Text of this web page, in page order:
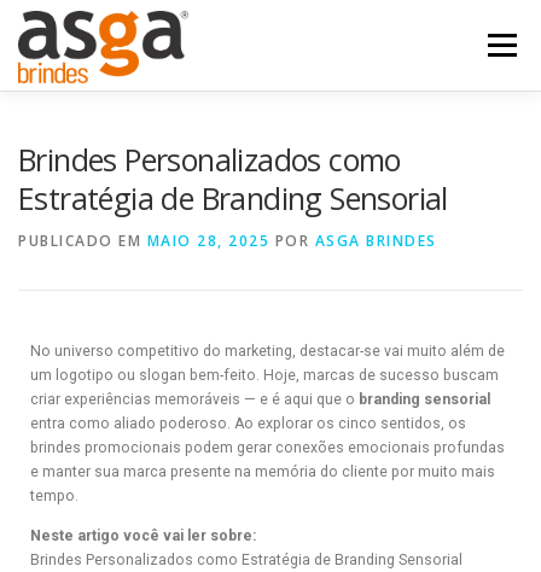
Menu
Brindes Personalizados como
Estratégia de Branding Sensorial
PUBLICADO EM MAIO 28, 2025 POR ASGA BRINDES
No universo competitivo do marketing, destacar-se vai muito além de
um logotipo ou slogan bem-feito. Hoje, marcas de sucesso buscam
criar experiências memoráveis — e é aqui que o branding sensorial
entra como aliado poderoso. Ao explorar os cinco sentidos, os
brindes promocionais podem gerar conexões emocionais profundas
e manter sua marca presente na memória do cliente por muito mais
tempo.
Neste artigo você vai ler sobre:
Brindes Personalizados como Estratégia de Branding Sensorial